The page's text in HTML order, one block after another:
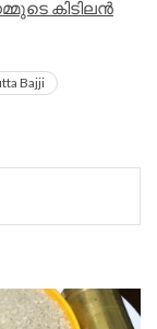
കിടിലൻ
Bajji